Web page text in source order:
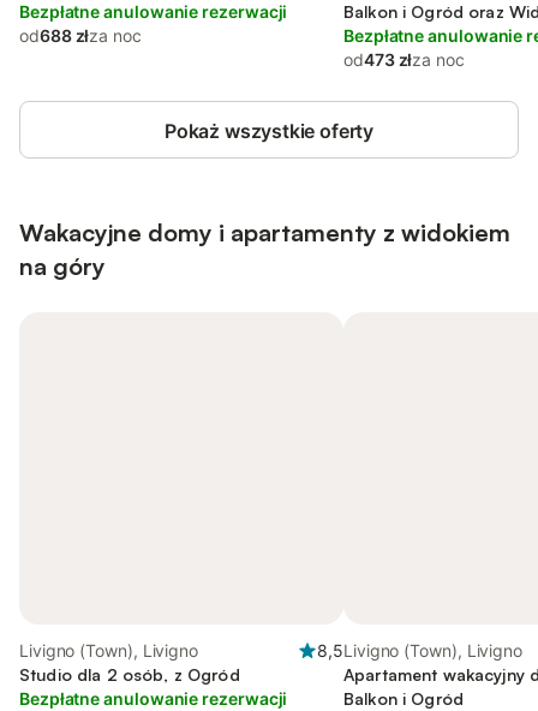
Bezpłatne anulowanie rezerwacji
od688 złza noc
Balkon i Ogród oraz
Bezpłatne anulowanie
od473 złza noc
Pokaż wszystkie oferty
Wakacyjne domy i apartamenty z widokiem
na góry
Livigno (Town), Livigno
8,5
Studio dla 2 osób, z Ogród
Bezpłatne anulowanie rezerwacji
Livigno (Town), Livigno
Apartament wakacyjny
Balkon i Ogród